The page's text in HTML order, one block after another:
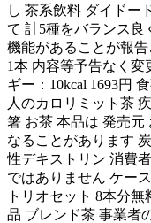
し 茶系飲料 ダイドー
て 計5種をバランス良
機能があることが報
1本 内容等予告なく
ギー：10kcal 1693円
人のカロリミット茶
箸 お茶 本品は 発売元
なることがあります
性デキストリン 消費
ではありません ケー
トリオセット 8本分
品 ブレンド茶 事業者